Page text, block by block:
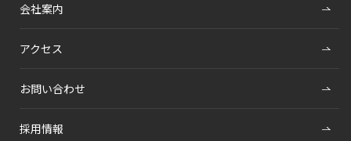
会社案内
アクセス
お問い合わせ
採用情報